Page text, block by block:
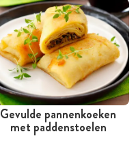
Gevulde pannenkoeken
met paddenstoelen